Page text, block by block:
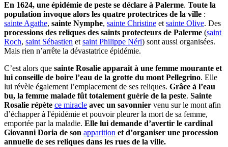
En 1624, une épidémie de peste se déclare à Palerme. Toute la
population invoque alors les quatre protectrices de la ville :
sainte Agathe, sainte Nymphe, sainte Christine etsainte Olive. Des
processions des reliques des saints protecteurs de Palerme (saint
Roch, saint Sébastien etsaint Philippe Néri) sont aussi organisées.
Mais rien n’arrête la dévastatrice épidémie.
C’est alors que sainte Rosalie apparait à une femme mourante et
lui conseille de boire l’eau de la grotte du mont Pellegrino. Elle
lui révèle également l’emplacement de ses reliques. Grâce à l’eau
bu, la femme malade fût totalement guérie de la peste. Sainte
Rosalie répète ce miracle avec un savonnier venu sur le mont afin
d’échapper à l'épidémie et pouvoir pleurer la mort de sa femme,
emportée par la maladie. Elle lui demande d’avertir le cardinal
Giovanni Doria de son apparition et d’organiser une procession
annuelle de ses reliques dans les rues de la ville.